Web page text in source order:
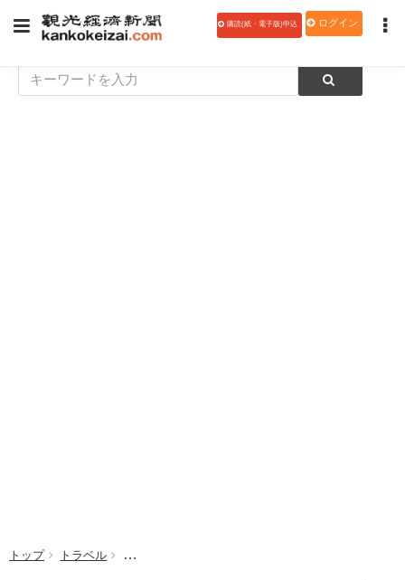
購読(紙・電子版)申込 ログイン
トップ トラベル ベルトラ、クラウドファンディングサイト「Zenes